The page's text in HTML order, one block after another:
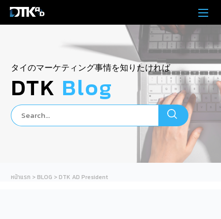
タイのマーケティング事情を知りたければ
DTK Blog
หน้าแรก > BLOG > DTK AD President